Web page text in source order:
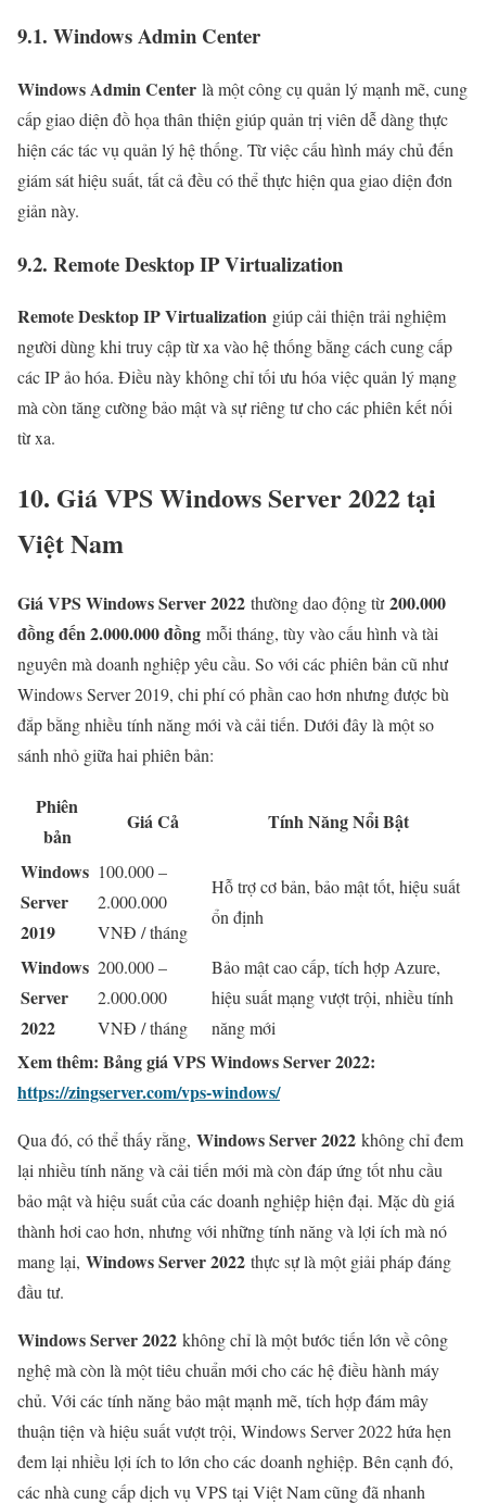
9.1. Windows Admin Center
Windows Admin Center là một công cụ quản lý mạnh mẽ, cung
cấp giao diện đồ họa thân thiện giúp quản trị viên dễ dàng thực
hiện các tác vụ quản lý hệ thống. Từ việc cấu hình máy chủ đến
giám sát hiệu suất, tất cả đều có thể thực hiện qua giao diện đơn
giản này.
9.2. Remote Desktop IP Virtualization
Remote Desktop IP Virtualization giúp cải thiện trải nghiệm
người dùng khi truy cập từ xa vào hệ thống bằng cách cung cấp
các IP ảo hóa. Điều này không chỉ tối ưu hóa việc quản lý mạng
mà còn tăng cường bảo mật và sự riêng tư cho các phiên kết nối
từ xa.
10. Giá VPS Windows Server 2022 tại
Việt Nam
Giá VPS Windows Server 2022 thường dao động từ 200.000
đồng đến 2.000.000 đồng mỗi tháng, tùy vào cấu hình và tài
nguyên mà doanh nghiệp yêu cầu. So với các phiên bản cũ như
Windows Server 2019, chi phí có phần cao hơn nhưng được bù
đắp bằng nhiều tính năng mới và cải tiến. Dưới đây là một so
sánh nhỏ giữa hai phiên bản:
Phiên
bản
Giá Cả
Tính Năng Nổi Bật
Windows
Server
2019
100.000 –
2.000.000
VNĐ / tháng
Hỗ trợ cơ bản, bảo mật tốt, hiệu suất
ổn định
Windows
Server
2022
200.000 –
2.000.000
VNĐ / tháng
Bảo mật cao cấp, tích hợp Azure,
hiệu suất mạng vượt trội, nhiều tính
năng mới
Xem thêm: Bảng giá VPS Windows Server 2022:
https://zingserver.com/vps-windows/
Qua đó, có thể thấy rằng, Windows Server 2022 không chỉ đem
lại nhiều tính năng và cải tiến mới mà còn đáp ứng tốt nhu cầu
bảo mật và hiệu suất của các doanh nghiệp hiện đại. Mặc dù giá
thành hơi cao hơn, nhưng với những tính năng và lợi ích mà nó
mang lại, Windows Server 2022 thực sự là một giải pháp đáng
đầu tư.
Windows Server 2022 không chỉ là một bước tiến lớn về công
nghệ mà còn là một tiêu chuẩn mới cho các hệ điều hành máy
chủ. Với các tính năng bảo mật mạnh mẽ, tích hợp đám mây
thuận tiện và hiệu suất vượt trội, Windows Server 2022 hứa hẹn
đem lại nhiều lợi ích to lớn cho các doanh nghiệp. Bên cạnh đó,
các nhà cung cấp dịch vụ VPS tại Việt Nam cũng đã nhanh